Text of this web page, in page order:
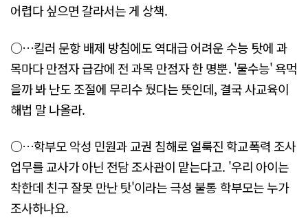
어렵다 싶으면 갈라서는 게 상책.
○…킬러 문항 배제 방침에도 역대급 어려운 수능 탓에 과
목마다 만점자 급감에 전 과목 만점자 한 명뿐. '물수능' 욕먹
을까 봐 난도 조절에 무리수 뒀다는 뜻인데, 결국 사교육이
해법 말 나올라.
○…학부모 악성 민원과 교권 침해로 얼룩진 학교폭력 조사
업무를 교사가 아닌 전담 조사관이 맡는다고. '우리 아이는
착한데 친구 잘못 만난 탓'이라는 극성 불통 학부모는 누가
조사하나요.